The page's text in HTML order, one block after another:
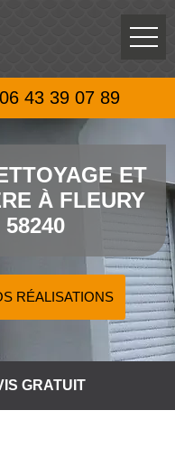
06 43 39 07 89
ET
À FLEURY
RÉALISATIONS
GRATUIT